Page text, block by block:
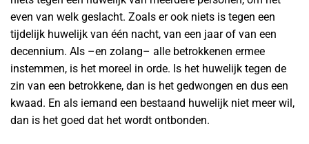
even van welk geslacht. Zoals er ook niets is tegen een
tijdelijk huwelijk van één nacht, van een jaar of van een
decennium. Als –en zolang– alle betrokkenen ermee
instemmen, is het moreel in orde. Is het huwelijk tegen de
zin van een betrokkene, dan is het gedwongen en dus een
kwaad. En als iemand een bestaand huwelijk niet meer wil,
dan is het goed dat het wordt ontbonden.